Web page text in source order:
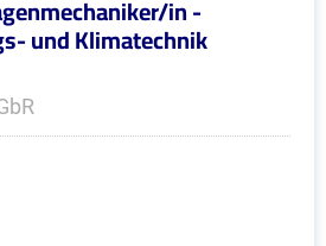
in -
und Klimatechnik